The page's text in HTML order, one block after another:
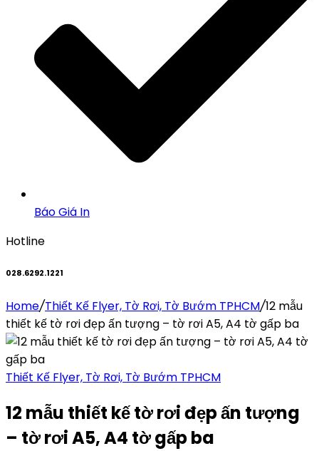
Báo Giá In
Hotline
028.6292.1221
Home/Thiết Kế Flyer, Tờ Rơi, Tờ Bướm TPHCM/12 mẫu
thiết kế tờ rơi đẹp ấn tượng – tờ rơi A5, A4 tờ gấp ba
Thiết Kế Flyer, Tờ Rơi, Tờ Bướm TPHCM
12 mẫu thiết kế tờ rơi đẹp ấn tượng
– tờ rơi A5, A4 tờ gấp ba